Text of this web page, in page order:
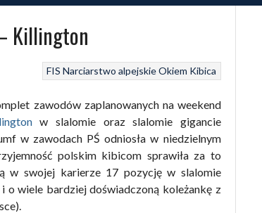
Killington
FIS Narciarstwo alpejskieOkiem Kibica
zawodów zaplanowanych na weekend
w slalomie oraz slalomie gigancie
w zawodach PŚ odniosła w niedzielnym
polskim kibicom sprawiła za to
w swojej karierze 17 pozycję w slalomie
o wiele bardziej doświadczoną koleżankę z
Te pliki cookie
nie są
opcjonalne. Są
one potrzebne
do
funkcjonowania